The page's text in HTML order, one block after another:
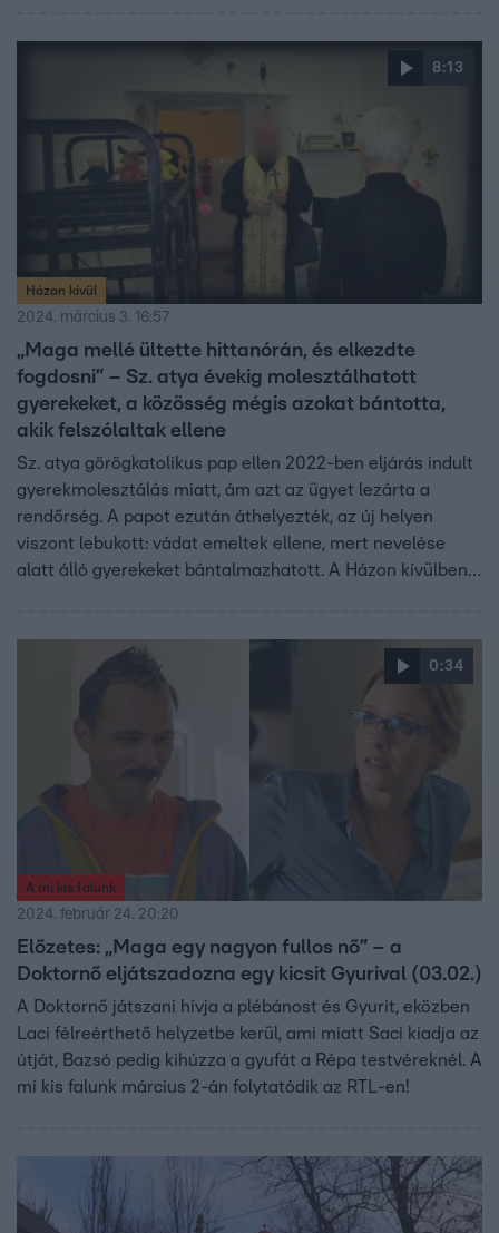
8:13
Házon kívül
2024. március 3. 16:57
„Maga mellé ültette hittanórán, és elkezdte
fogdosni” – Sz. atya évekig molesztálhatott
gyerekeket, a közösség mégis azokat bántotta,
akik felszólaltak ellene
Sz. atya görögkatolikus pap ellen 2022-ben eljárás indult
gyerekmolesztálás miatt, ám azt az ügyet lezárta a
rendőrség. A papot ezután áthelyezték, az új helyen
viszont lebukott: vádat emeltek ellene, mert nevelése
alatt álló gyerekeket bántalmazhatott. A Házon kívülben
neki, hogy az atya hittanórán fogdossa. A településen
korábbi családgondozójukon kívül mindenki ellenük
0:34
A mi kis falunk
2024. február 24. 20:20
Előzetes: „Maga egy nagyon fullos nő” – a
Doktornő eljátszadozna egy kicsit Gyurival (03.02.)
A Doktornő játszani hívja a plébánost és Gyurit, eközben
Laci félreérthető helyzetbe kerül, ami miatt Saci kiadja az
útját, Bazsó pedig kihúzza a gyufát a Répa testvéreknél. A
mi kis falunk március 2-án folytatódik az RTL-en!